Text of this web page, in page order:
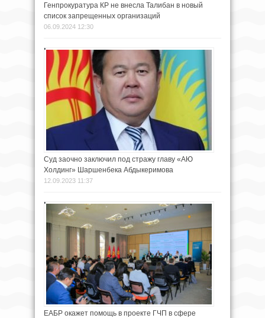
Генпрокуратура КР не внесла Талибан в новый
список запрещенных организаций
06.09.2024 12:30
Суд заочно заключил под стражу главу «АЮ
Холдинг» Шаршенбека Абдыкеримова
12.09.2023 11:37
ЕАБР окажет помощь в проекте ГЧП в сфере